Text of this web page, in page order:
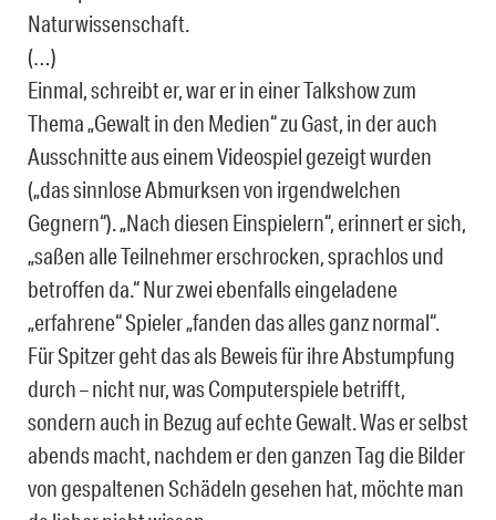
Naturwissenschaft.
(…)
Einmal, schreibt er, war er in einer Talkshow zum
Thema „Gewalt in den Medien“ zu Gast, in der auch
Ausschnitte aus einem Videospiel gezeigt wurden
(„das sinnlose Abmurksen von irgendwelchen
Gegnern“). „Nach diesen Einspielern“, erinnert er sich,
„saßen alle Teilnehmer erschrocken, sprachlos und
betroffen da.“ Nur zwei ebenfalls eingeladene
„erfahrene“ Spieler „fanden das alles ganz normal“.
Für Spitzer geht das als Beweis für ihre Abstumpfung
durch – nicht nur, was Computerspiele betrifft,
sondern auch in Bezug auf echte Gewalt. Was er selbst
abends macht, nachdem er den ganzen Tag die Bilder
von gespaltenen Schädeln gesehen hat, möchte man